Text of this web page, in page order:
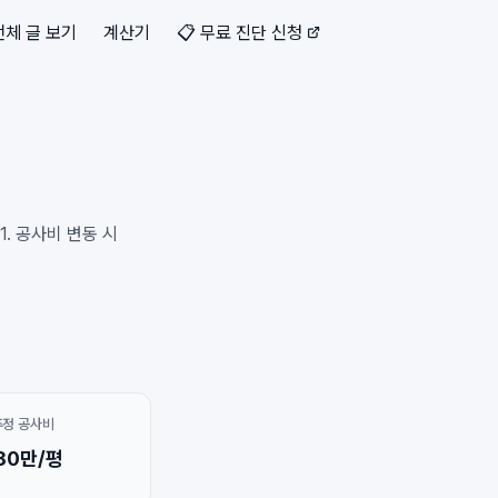
체 글 보기 계산기 📋 무료 진단 신청
공사비 변동 시
공사비
만/평